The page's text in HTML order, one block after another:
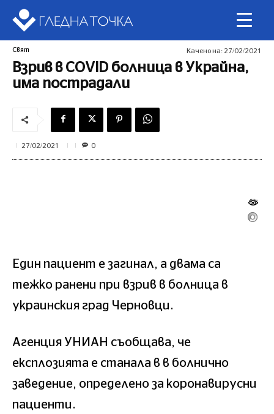
Свят Качено на: 27/02/2021
Взрив в COVID болница в Украйна,
има пострадали
27/02/2021 0
Един пациент е загинал, а двама са
тежко ранени при взрив в болница в
украинския град Черновци.
Агенция УНИАН съобщава, че
експлозията е станала в в болнично
заведение, определено за коронавирусни
пациенти.